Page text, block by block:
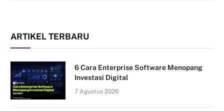
ARTIKEL TERBARU
6 Cara Enterprise Software Menopang
Investasi Digital
7 Agustus 2026